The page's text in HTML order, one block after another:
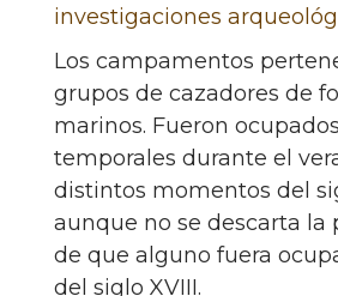
investigaciones
Los campamentos
grupos de cazadores de
marinos. Fueron
temporales durante el
distintos momentos del
aunque no se descarta la
de que alguno fuera
del siglo XVIII.